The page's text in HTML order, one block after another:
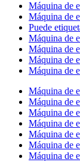
Máquina de
Máquina de
Puede
Máquina de
Máquina de
Máquina de
Máquina de
Máquina de
Máquina de
Máquina de
Máquina de
Máquina de
Máquina de
Máquina de